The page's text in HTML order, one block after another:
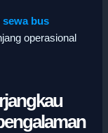
sewa bus
operasional